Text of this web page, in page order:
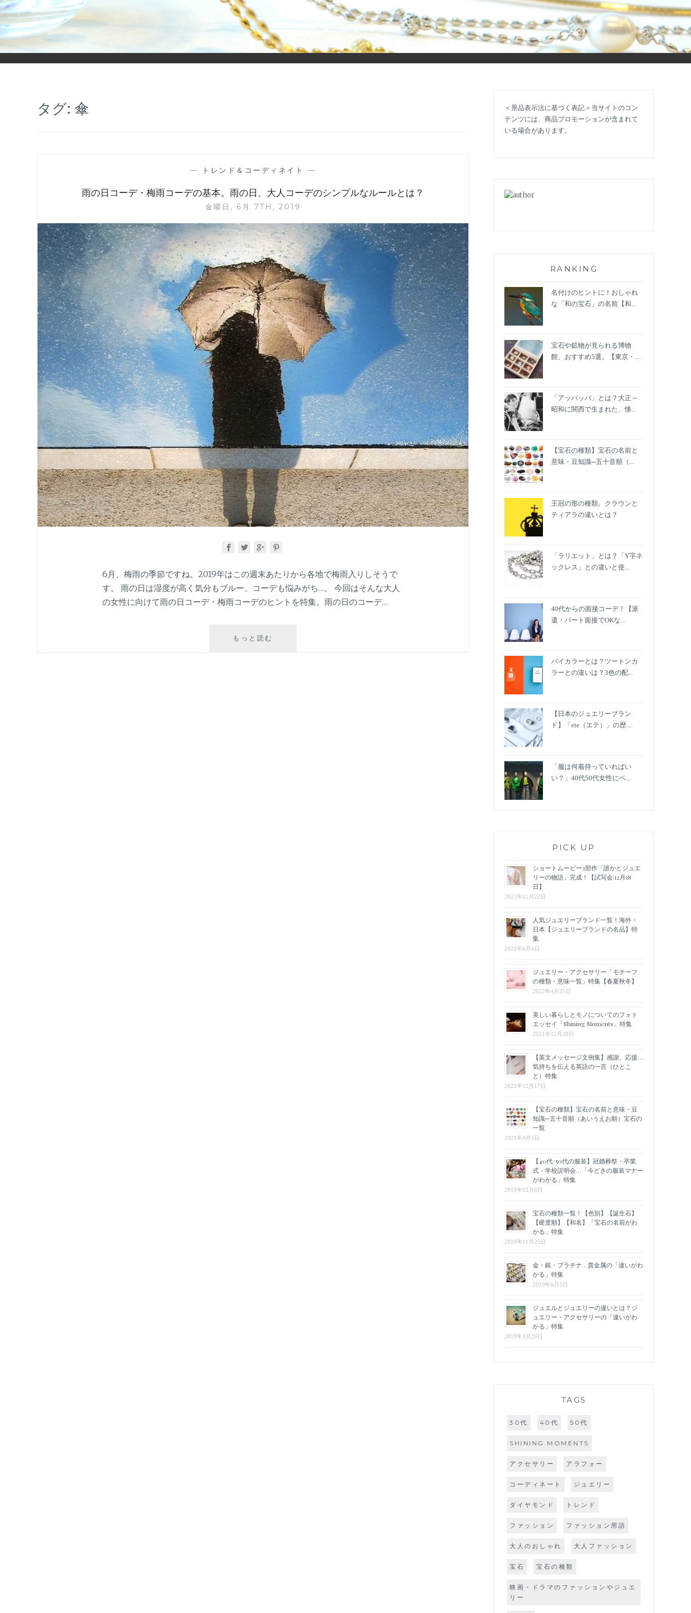
「ヒカリモノガタリ」は、ジュエリー・アクセサリーを愛し、コーディネイトを楽しむ大人世代のためのWEBメディアです。 お役立ち情報やコラムで大人のおしゃれを応援します。
タグ: 傘
— トレンド＆コーディネイト —
雨の日コーデ・梅雨コーデの基本。雨の日、大人コーデのシンプルなルールとは？
金曜日, 6月 7TH, 2019
6月、梅雨の季節ですね。2019年はこの週末あたりから各地で梅雨入りしそうで
す。 雨の日は湿度が高く気分もブルー、コーデも悩みがち…。 今回はそんな大人
の女性に向けて雨の日コーデ・梅雨コーデのヒントを特集。雨の日のコーデ…
もっと読む
＜景品表示法に基づく表記＞当サイトのコン
テンツには、商品プロモーションが含まれて
いる場合があります。
RANKING
名付けのヒントに！おしゃれ
な「和の宝石」の名前【和...
宝石や鉱物が見られる博物
館、おすすめ5選。【東京・...
「アッパッパ」とは？大正～
昭和に関西で生まれた、懐...
【宝石の種類】宝石の名前と
意味・豆知識─五十音順（...
王冠の形の種類。クラウンと
ティアラの違いとは？
「ラリエット」とは？「Y字ネ
ックレス」との違いと使...
40代からの面接コーデ！【派
遣・パート面接でOKな...
バイカラーとは？ツートンカ
ラーとの違いは？3色の配...
【日本のジュエリーブラン
ド】「ete（エテ）」の歴...
「服は何着持っていればい
い？」40代50代女性にベ...
PICK UP
ショートムービー3部作「誰かとジュエ
リーの物語」完成！【試写会:12月18
日】
2022年11月22日
人気ジュエリーブランド一覧！海外・
日本【ジュエリーブランドの名品】特
集
2022年6月4日
ジュエリー・アクセサリー「モチーフ
の種類・意味一覧」特集【春夏秋冬】
2022年4月25日
美しい暮らしとモノについてのフォト
エッセイ「Shining Moments」特集
2021年12月28日
【英文メッセージ文例集】感謝、応援…
気持ちを伝える英語の一言（ひとこ
と）特集
2021年12月17日
【宝石の種類】宝石の名前と意味・豆
知識─五十音順（あいうえお順）宝石の
一覧
2021年4月5日
【40代･50代の服装】冠婚葬祭・卒業
式・学校説明会…「今どきの服装マナー
がわかる」特集
2019年12月6日
宝石の種類一覧！【色別】【誕生石】
【硬度順】【和名】「宝石の名前がわ
かる」特集
2019年11月25日
金・銀・プラチナ…貴金属の「違いがわ
かる」特集
2019年6月5日
ジュエルとジュエリーの違いとは？ジ
ュエリー・アクセサリーの「違いがわ
かる」特集
2019年3月29日
TAGS
30代 40代 50代
SHINING MOMENTS
アクセサリー アラフォー
コーディネート ジュエリー
ダイヤモンド トレンド
ファッション ファッション用語
大人のおしゃれ 大人ファッション
宝石 宝石の種類
映画・ドラマのファッションやジュエ
リー